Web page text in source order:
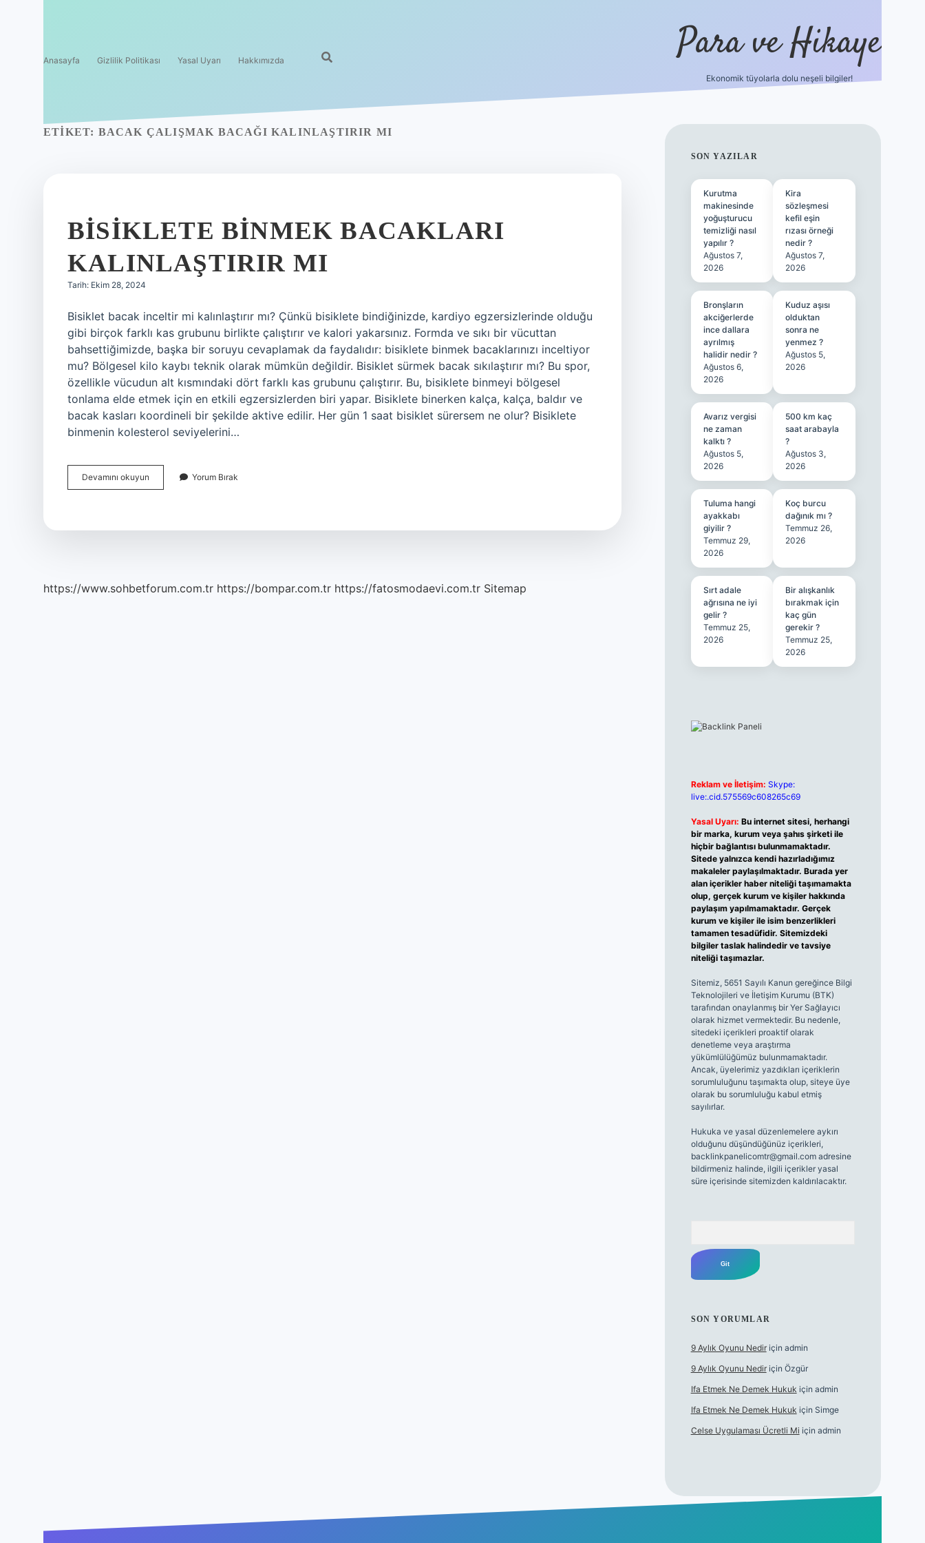
Anasayfa Gizlilik Politikası Yasal Uyarı Hakkımızda Para ve Hikaye
Ekonomik tüyolarla dolu neşeli bilgiler!
ETIKET: BACAK ÇALIŞMAK BACAĞI KALINLAŞTIRIR MI
BISIKLETE BINMEK BACAKLARI
KALINLAŞTIRIR MI
Tarih: Ekim 28, 2024
Bisiklet bacak inceltir mi kalınlaştırır mı? Çünkü bisiklete bindiğinizde, kardiyo egzersizlerinde olduğu
gibi birçok farklı kas grubunu birlikte çalıştırır ve kalori yakarsınız. Formda ve sıkı bir vücuttan
bahsettiğimizde, başka bir soruyu cevaplamak da faydalıdır: bisiklete binmek bacaklarınızı inceltiyor
mu? Bölgesel kilo kaybı teknik olarak mümkün değildir. Bisiklet sürmek bacak sıkılaştırır mı? Bu spor,
özellikle vücudun alt kısmındaki dört farklı kas grubunu çalıştırır. Bu, bisiklete binmeyi bölgesel
tonlama elde etmek için en etkili egzersizlerden biri yapar. Bisiklete binerken kalça, kalça, baldır ve
bacak kasları koordineli bir şekilde aktive edilir. Her gün 1 saat bisiklet sürersem ne olur? Bisiklete
binmenin kolesterol seviyelerini…
Devamını okuyun Bisiklete
Binmek
Yorum Bırak
https://www.sohbetforum.com.tr https://bompar.com.tr https://fatosmodaevi.com.tr Sitemap
SIDEBAR
SON YAZILAR
Kurutma
makinesinde
yoğuşturucu
temizliği nasıl
yapılır ?
Ağustos 7,
2026
Kira
sözleşmesi
kefil eşin
rızası örneği
nedir ?
Ağustos 7,
2026
Bronşların
akciğerlerde
ince dallara
ayrılmış
halidir nedir ?
Ağustos 6,
2026
Kuduz aşısı
olduktan
sonra ne
yenmez ?
Ağustos 5,
2026
Avarız vergisi
ne zaman
kalktı ?
Ağustos 5,
2026
500 km kaç
saat arabayla
?
Ağustos 3,
2026
Tuluma hangi
ayakkabı
giyilir ?
Temmuz 29,
2026
Koç burcu
dağınık mı ?
Temmuz 26,
2026
Sırt adale
ağrısına ne iyi
gelir ?
Temmuz 25,
2026
Bir alışkanlık
bırakmak için
kaç gün
gerekir ?
Temmuz 25,
2026
Reklam ve İletişim: Skype:
live:.cid.575569c608265c69
Yasal Uyarı: Bu internet sitesi, herhangi
bir marka, kurum veya şahıs şirketi ile
hiçbir bağlantısı bulunmamaktadır.
Sitede yalnızca kendi hazırladığımız
makaleler paylaşılmaktadır. Burada yer
alan içerikler haber niteliği taşımamakta
olup, gerçek kurum ve kişiler hakkında
paylaşım yapılmamaktadır. Gerçek
kurum ve kişiler ile isim benzerlikleri
tamamen tesadüfidir. Sitemizdeki
bilgiler taslak halindedir ve tavsiye
niteliği taşımazlar.
Sitemiz, 5651 Sayılı Kanun gereğince Bilgi
Teknolojileri ve İletişim Kurumu (BTK)
tarafından onaylanmış bir Yer Sağlayıcı
olarak hizmet vermektedir. Bu nedenle,
sitedeki içerikleri proaktif olarak
denetleme veya araştırma
yükümlülüğümüz bulunmamaktadır.
Ancak, üyelerimiz yazdıkları içeriklerin
sorumluluğunu taşımakta olup, siteye üye
olarak bu sorumluluğu kabul etmiş
sayılırlar.
Hukuka ve yasal düzenlemelere aykırı
olduğunu düşündüğünüz içerikleri,
backlinkpanelicomtr@gmail.comadresine
bildirmeniz halinde, ilgili içerikler yasal
süre içerisinde sitemizden kaldırılacaktır.
SON YORUMLAR
9 Aylık Oyunu Nediriçin admin
9 Aylık Oyunu Nediriçin Özgür
Ifa Etmek Ne Demek Hukuk için admin
Ifa Etmek Ne Demek Hukuk için Simge
Celse Uygulaması Ücretli Mi için admin
hiltonbet